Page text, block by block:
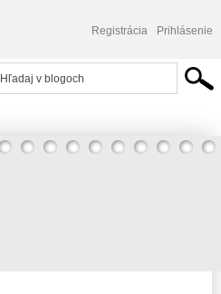
Registrácia Prihlásenie
ohodnotenia nehnuteľnosti